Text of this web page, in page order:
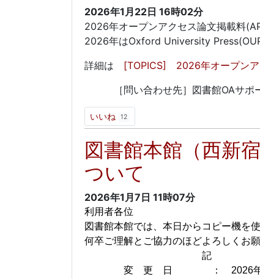
2026年1月22日 16時02分
2026年オープンアクセス論文掲載料
2026年はOxford University
詳細は [TOPICS] 2026年オープンア
［問い合わせ先］図書館OAサポ
いいね 12
図書館本館（西新
ついて
2026年1月7日 11時07分
利用者各位
図書館本館では、本日からコピー機を
何卒ご理解とご協力のほどよろしくお
記
変 更 日 ： 2026年1月7